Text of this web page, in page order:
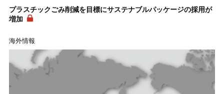
プラスチックごみ削減を目標にサステナブルパッケージの採用が
増加
海外情報